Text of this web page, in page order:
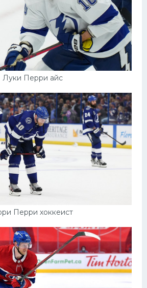
Луки Перри айс
Перри хоккеист